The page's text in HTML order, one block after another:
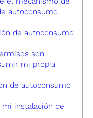
autoconsumo
de autoconsumo
son
mi propia
de autoconsumo
mi instalación de